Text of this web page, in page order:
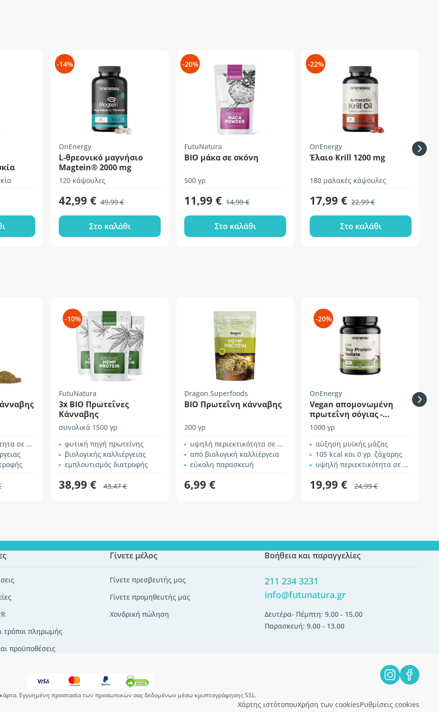
-14%
OnEnergy
L-θρεονικό μαγνήσιο
Magtein® 2000 mg
120 κάψουλες
42,99 € 49,99 €
Στο καλάθι
-20%
FutuNatura
BIO μάκα σε σκόνη
500 γρ
11,99 € 14,99 €
Στο καλάθι
-22%
OnEnergy
Έλαιο Krill 1200 mg
180 μαλακές κάψουλες
17,99 € 22,99 €
Στο καλάθι
-10%
FutuNatura
3x ΒΙΟ Πρωτεΐνες
Κάνναβης
συνολικά 1500 γρ
φυτική πηγή πρωτεΐνης
βιολογικής καλλιέργειας
εμπλουτισμός διατροφής
38,99 € 43,47 €
Dragon Superfoods
BIO Πρωτεΐνη κάνναβης
200 γρ
υψηλή περιεκτικότητα σε πρωτεΐνες
από βιολογική καλλιέργεια
εύκολη παρασκευή
6,99 €
-20%
OnEnergy
Vegan απομονωμένη
πρωτεΐνη σόγιας -
σοκολάτα
1000 γρ
αύξηση μυϊκής μάζας
105 kcal και 0 γρ. ζάχαρης
υψηλή περιεκτικότητα σε πρωτεΐνες
19,99 € 24,99 €
τρόποι πληρωμής
προϋποθέσεις
Γίνετε μέλος
Γίνετε πρεσβευτής μας
Γίνετε προμηθευτής μας
Χονδρική πώληση
Βοήθεια και παραγγελίες
211 234 3231
info@futunatura.gr
Δευτέρα- Πέμπτη: 9.00 - 15.00
Παρασκευή: 9.00 - 13.00
Εγγυημένη προστασία των προσωπικών σας δεδομένων μέσω κρυπτογράφησης SSL.
Χάρτης ιστότοπουΧρήση των cookiesΡυθμίσεις cookies